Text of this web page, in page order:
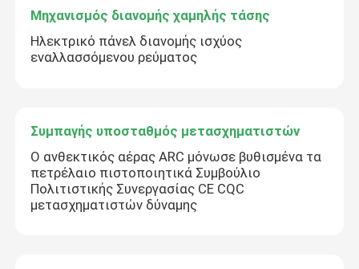
Μηχανισμός διανομής χαμηλής τάσης
Ηλεκτρικό πάνελ διανομής ισχύος
εναλλασσόμενου ρεύματος
Συμπαγής υποσταθμός μετασχηματιστών
Ο ανθεκτικός αέρας ARC μόνωσε βυθισμένα τα
πετρέλαιο πιστοποιητικά Συμβούλιο
Πολιτιστικής Συνεργασίας CE CQC
μετασχηματιστών δύναμης